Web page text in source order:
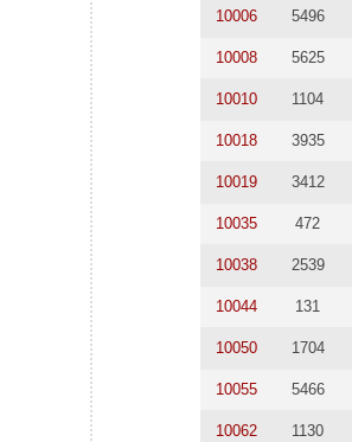
10006 5496
10008 5625
10010 1104
10018 3935
10019 3412
10035 472
10038 2539
10044 131
10050 1704
10055 5466
10062 1130